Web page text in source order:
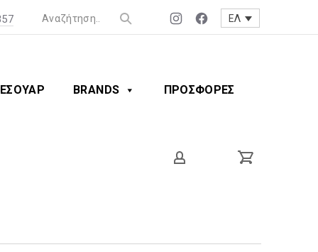
Νέο
Νέο
ΕΛ
BRANDS ΠΡΟΣΦΟΡΕΣ